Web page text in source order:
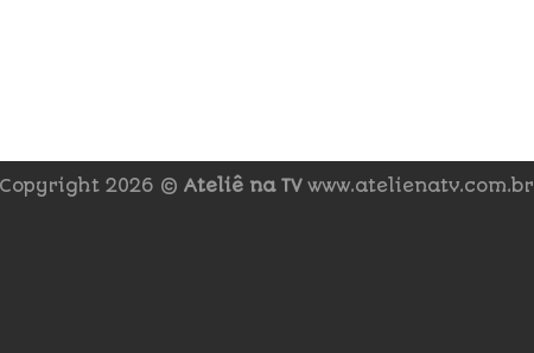
2026 © Ateliê na TVwww.atelienatv.com.br